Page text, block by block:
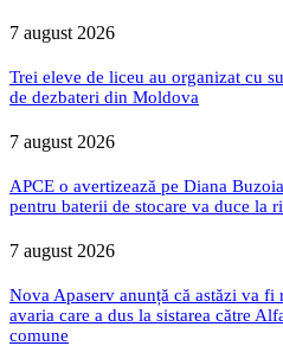
7 august 2026
Trei eleve de liceu au organizat cu
de dezbateri din Moldova
7 august 2026
APCE o avertizează pe Diana
pentru baterii de stocare va duce la
7 august 2026
Nova Apaserv anunță că astăzi va fi
avaria care a dus la sistarea către
comune